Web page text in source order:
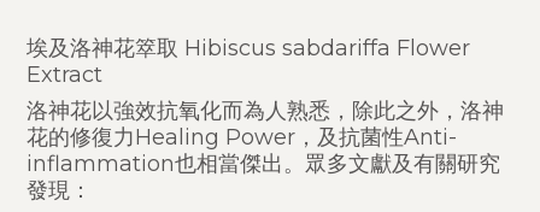
埃及洛神花箤取 Hibiscus sabdariffa Flower
Extract
洛神花以強效抗氧化而為人熟悉，除此之外，洛神
花的修復力Healing Power，及抗菌性Anti-
inflammation也相當傑出。眾多文獻及有關研究
發現：